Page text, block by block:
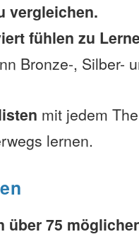
vergleichen.
fühlen zu
Bronze-, Silber-
mit jedem
lernen.
über 75